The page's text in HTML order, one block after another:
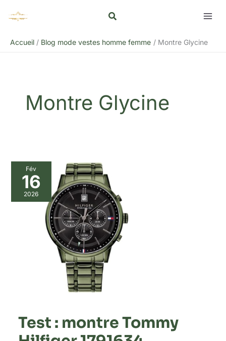
Accueil
Blog mode vestes homme femme Montre Glycine
Montre Glycine
Fév
16
2026
Test : montre Tommy